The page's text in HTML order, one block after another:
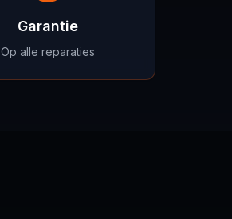
Garantie
Op alle reparaties